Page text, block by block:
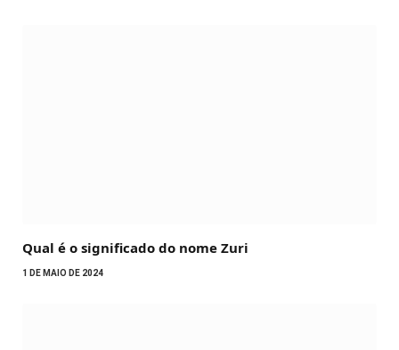
Qual é o significado do nome Zuri
1 DE MAIO DE 2024